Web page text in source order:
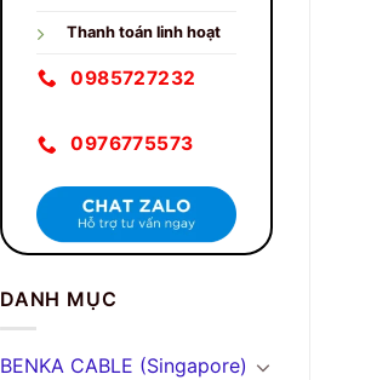
Thanh toán linh hoạt
0985727232
0976775573
DANH MỤC
BENKA CABLE (Singapore)